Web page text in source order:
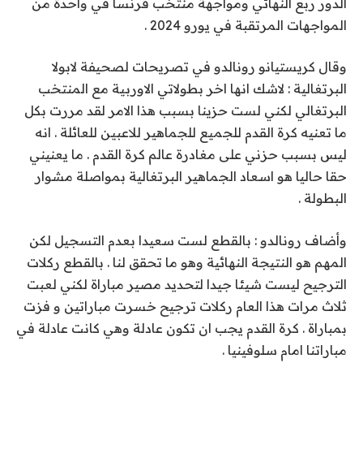
المواجهات المرتقبة في يورو 2024 .
وقال كريستيانو رونالدو في تصريحات لصحيفة لابولا
البرتغالية : لاشك انها اخر بطولاتي الاوربية مع المنتخب
البرتغالي لكني لست حزينا بسبب هذا الامر لقد مررت بكل
ما تعنيه كرة القدم للجميع للجماهير للاعبين للعائلة . انه
ليس بسبب حزني على مغادرة عالم كرة القدم . ما يعنيني
حقا حاليا هو اسعاد الجماهير البرتغالية بمواصلة مشوار
البطولة .
وأضاف رونالدو : بالقطع لست سعيدا بعدم التسجيل لكن
المهم هو النتيجة النهائية وهو ما تحقق لنا . بالقطع ركلات
الترجيح ليست شيئا جيدا لتحديد مصير مباراة لكني لعبت
ثلاث مرات هذا العام ركلات ترجيح خسرت مباراتين و فزت
بمباراة . كرة القدم يجب ان تكون عادلة وهي كانت عادلة في
مباراتنا امام سلوفينيا .